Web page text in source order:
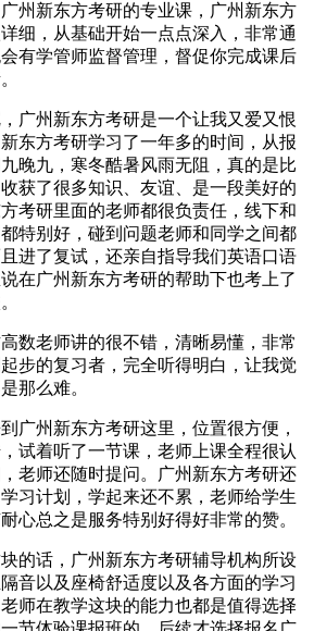
州新东方考研的专业课，广州新东方
细，从基础开始一点点深入，非常通
有学管师监督管理，督促你完成课后
广州新东方考研是一个让我又爱又恨
东方考研学习了一年多的时间，从报
晚九，寒冬酷暑风雨无阻，真的是比
获了很多知识、友谊、是一段美好的
考研里面的老师都很负责任，线下和
特别好，碰到问题老师和同学之间都
进了复试，还亲自指导我们英语口语
在广州新东方考研的帮助下也考上了
数老师讲的很不错，清晰易懂，非常
步的复习者，完全听得明白，让我觉
那么难。
广州新东方考研这里，位置很方便，
试着听了一节课，老师上课全程很认
老师还随时提问。广州新东方考研还
习计划，学起来还不累，老师给学生
心总之是服务特别好得好非常的赞。
的话，广州新东方考研辅导机构所设
音以及座椅舒适度以及各方面的学习
师在教学这块的能力也都是值得选择